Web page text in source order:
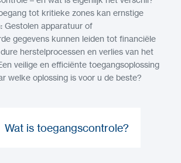
tot kritieke zones kan ernstige
Gestolen apparatuur of
gegevens kunnen leiden tot financiële
herstelprocessen en verlies van het
veilige en efficiënte toegangsoplossing
welke oplossing is voor u de beste?
Wat is toegangscontrole?